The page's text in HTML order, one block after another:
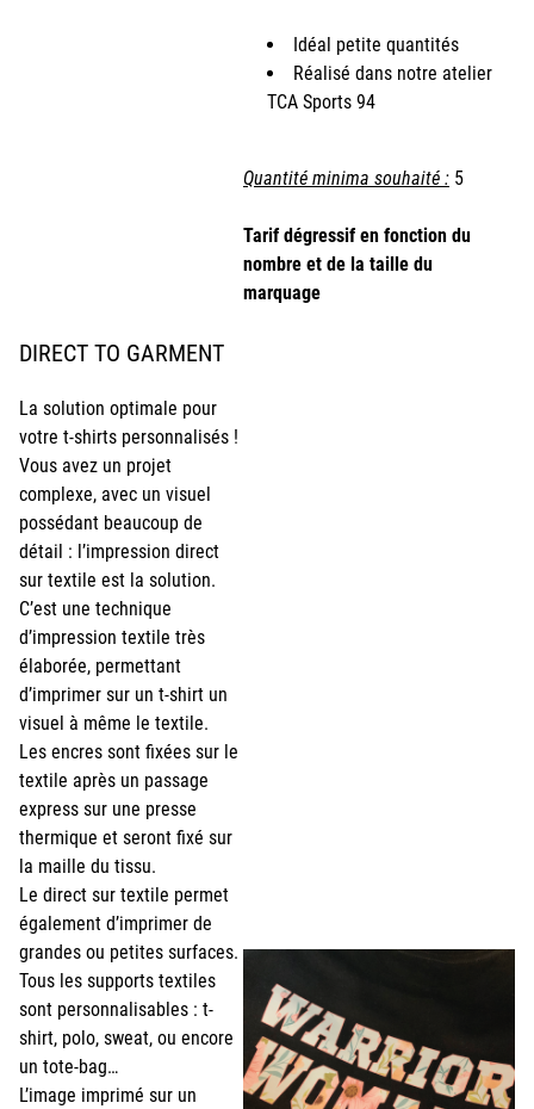
Idéal petite quantités
Réalisé dans notre atelier
TCA Sports 94
Quantité minima souhaité : 5
Tarif dégressif en fonction du
nombre et de la taille du
marquage
DIRECT TO GARMENT
La solution optimale pour
votre t-shirts personnalisés !
Vous avez un projet
complexe, avec un visuel
possédant beaucoup de
détail : l’impression direct
sur textile est la solution.
C’est une technique
d’impression textile très
élaborée, permettant
d’imprimer sur un t-shirt un
visuel à même le textile.
Les encres sont fixées sur le
textile après un passage
express sur une presse
thermique et seront fixé sur
la maille du tissu.
Le direct sur textile permet
également d’imprimer de
grandes ou petites surfaces.
Tous les supports textiles
sont personnalisables : t-
shirt, polo, sweat, ou encore
un tote-bag…
L’image imprimé sur un